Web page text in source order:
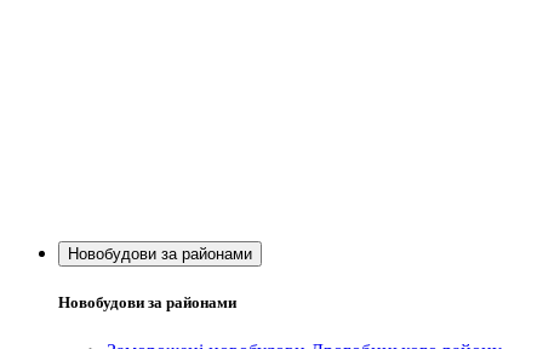
Новобудови за районами
Новобудови за районами